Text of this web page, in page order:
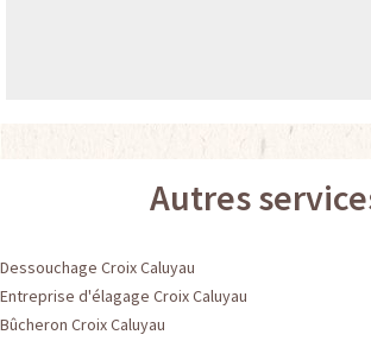
Autres
Dessouchage Croix Caluyau
Entreprise d'élagage Croix Caluyau
Bûcheron Croix Caluyau